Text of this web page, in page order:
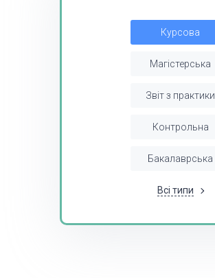
Курсова
Магістерська
Звіт з практики
Контрольна
Бакалаврська
Всі типи